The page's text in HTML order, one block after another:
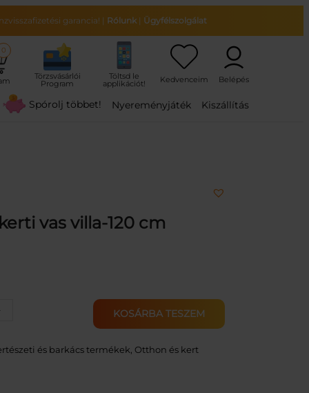
garancia! | Rólunk| Ügyfélszolgálat
0
Spórolj többet! Nyereményjáték Kiszállítás
vas villa-120 cm
KOSÁRBA TESZEM
és barkács termékek Otthon és kert